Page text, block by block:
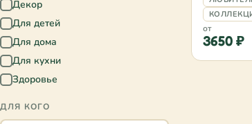
Декор
Для детей
Для дома
Для кухни
Здоровье
✓ Мастер-классы
ДЛЯ КОГО
от
3650 ₽